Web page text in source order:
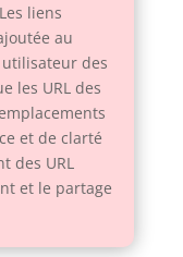
liens
au
utilisateur des
les URL des
et de clarté
des URL
et le partage